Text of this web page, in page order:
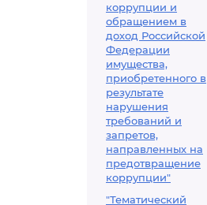
коррупции и
обращением в
доход Российской
Федерации
имущества,
приобретенного в
результате
нарушения
требований и
запретов,
направленных на
предотвращение
коррупции"
"Тематический